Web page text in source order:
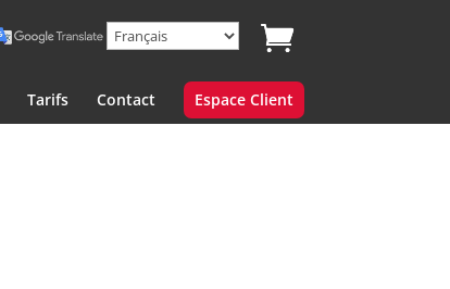
Tarifs Contact Espace Client